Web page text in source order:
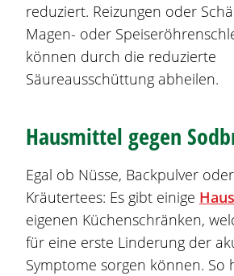
reduziert. Reizungen oder
Magen- oder
können durch die reduzierte
Säureausschüttung abheilen.
Hausmittel gegen
Egal ob Nüsse, Backpulver
Kräutertees: Es gibt einige
eigenen Küchenschränken,
für eine erste Linderung der
Symptome sorgen können. So